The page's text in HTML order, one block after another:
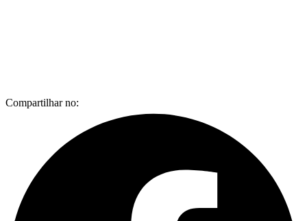
Compartilhar no: